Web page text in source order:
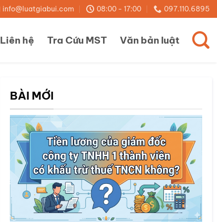
info@luatgiabui.com 08:00 - 17:00 097.110.6895
Liên hệ Tra Cứu MST Văn bản luật
BÀI MỚI